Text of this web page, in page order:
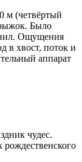
м (четвёртый
Было
Ощущения
в хвост, поток и
аппарат
чудес.